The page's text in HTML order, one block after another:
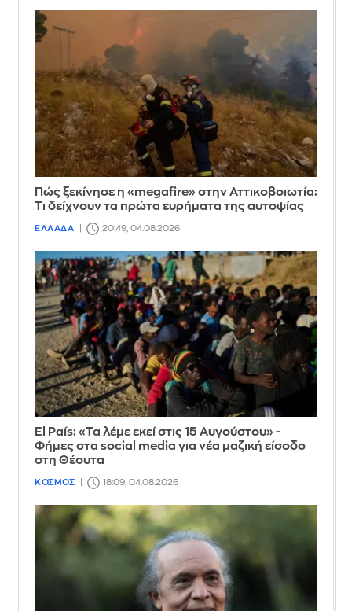
Πώς ξεκίνησε η «megafire» στην Αττικοβοιωτία:
Τι δείχνουν τα πρώτα ευρήματα της αυτοψίας
ΕΛΛΑΔΑ 20:49, 04.08.2026
El País: «Τα λέμε εκεί στις 15 Αυγούστου» -
Φήμες στα social media για νέα μαζική είσοδο
στη Θέουτα
ΚΟΣΜΟΣ 18:09, 04.08.2026